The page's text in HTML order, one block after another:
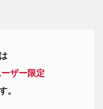
ザー限定
。